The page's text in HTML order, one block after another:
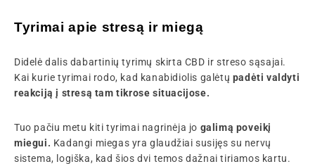
Tyrimai apie stresą ir miegą
Didelė dalis dabartinių tyrimų skirta CBD ir streso sąsajai.
Kai kurie tyrimai rodo, kad kanabidiolis galėtų padėti valdyti
reakciją į stresą tam tikrose situacijose.
Tuo pačiu metu kiti tyrimai nagrinėja jo galimą poveikį
miegui. Kadangi miegas yra glaudžiai susijęs su nervų
sistema, logiška, kad šios dvi temos dažnai tiriamos kartu.